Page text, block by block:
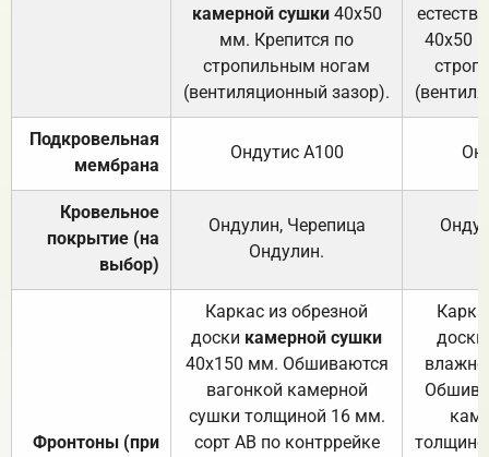
камерной сушки40х50
мм. Крепится по
стропильным ногам
(вентиляционный зазор).
40х50
Подкровельная
мембрана
Ондутис А100
Кровельное
покрытие (на
выбор)
Ондулин, Черепица
Ондулин.
Фронтоны (при
Каркас из обрезной
доски камерной сушки
40х150 мм. Обшиваются
вагонкой камерной
сушки толщиной 16 мм.
сорт АВ по контррейке
доски